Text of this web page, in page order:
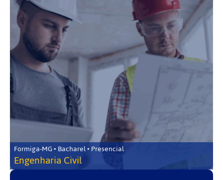
Formiga-MG • Bacharel • Presencial
Engenharia Civil